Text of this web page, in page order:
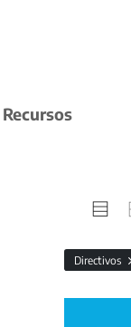
Recursos
Directivos